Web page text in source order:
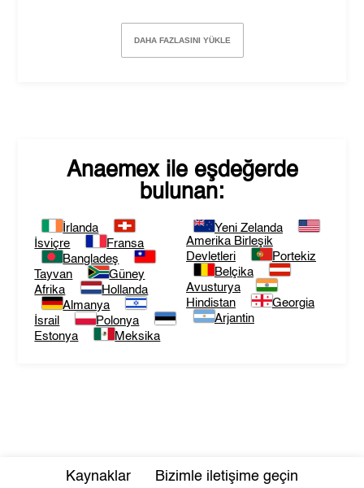
DAHA FAZLASINI YÜKLE
Anaemexile eşdeğerde
bulunan:
İrlanda
İsviçre
Fransa
Bangladeş
Tayvan
Güney
Afrika
Hollanda
Almanya
İsrail
Polonya
Estonya
Meksika
Yeni Zelanda
Amerika Birleşik
Devletleri
Portekiz
Belçika
Avusturya
Hindistan
Georgia
Arjantin
Kaynaklar Bizimle iletişime geçin